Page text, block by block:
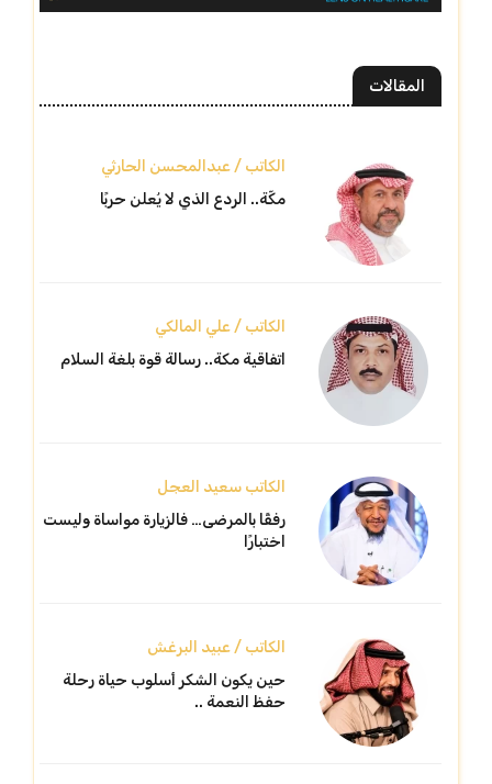
المقالات
الكاتب / عبدالمحسن الحارثي
مكّة.. الردع الذي لا يُعلن حربًا
الكاتب / علي المالكي
اتفاقية مكة.. رسالة قوة بلغة السلام
الكاتب سعيد العجل
رفقًا بالمرضى… فالزيارة مواساة وليست
اختبارًا
الكاتب / عبيد البرغش
حين يكون الشكر أسلوب حياة رحلة
حفظ النعمة ..